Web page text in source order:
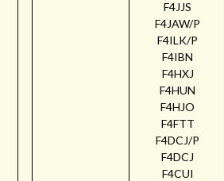
F4JJS
F4JAW/P
F4ILK/P
F4IBN
F4HXJ
F4HUN
F4HJO
F4FTT
F4DCJ/P
F4DCJ
F4CUI